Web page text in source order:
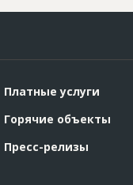
Платные услуги
Горячие объекты
Пресс-релизы